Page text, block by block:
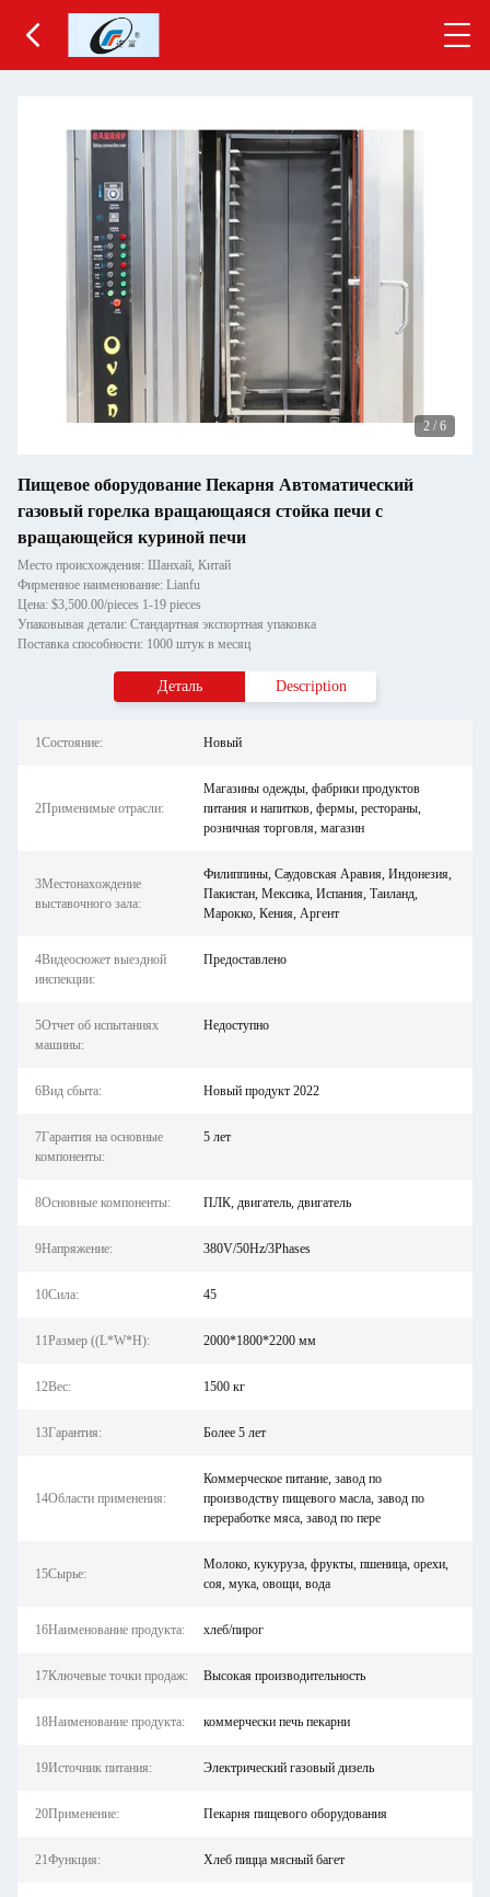
2 / 6
Пищевое оборудование Пекарня Автоматический
газовый горелка вращающаяся стойка печи с
вращающейся куриной печи
Место происхождения: Шанхай, Китай
Фирменное наименование: Lianfu
Цена: $3,500.00/pieces 1-19 pieces
Упаковывая детали: Стандартная экспортная упаковка
Поставка способности: 1000 штук в месяц
Деталь Description
1Состояние: Новый
2Применимые отрасли:
Магазины одежды, фабрики продуктов
питания и напитков, фермы, рестораны,
розничная торговля, магазин
3Местонахождение
выставочного зала:
Филиппины, Саудовская Аравия, Индонезия,
Пакистан, Мексика, Испания, Таиланд,
Марокко, Кения, Аргент
4Видеосюжет выездной
инспекции:
Предоставлено
5Отчет об испытаниях
машины:
Недоступно
6Вид сбыта: Новый продукт 2022
7Гарантия на основные
компоненты:
5 лет
8Основные компоненты: ПЛК, двигатель, двигатель
9Напряжение: 380V/50Hz/3Phases
10Сила: 45
11Размер ((L*W*H): 2000*1800*2200 мм
12Вес: 1500 кг
13Гарантия: Более 5 лет
14Области применения:
Коммерческое питание, завод по
производству пищевого масла, завод по
переработке мяса, завод по пере
15Сырье:
Молоко, кукуруза, фрукты, пшеница, орехи,
соя, мука, овощи, вода
16Наименование продукта: хлеб/пирог
17Ключевые точки продаж: Высокая производительность
18Наименование продукта: коммерчески печь пекарни
19Источник питания: Электрический газовый дизель
20Применение: Пекарня пищевого оборудования
21Функция: Хлеб пицца мясный багет